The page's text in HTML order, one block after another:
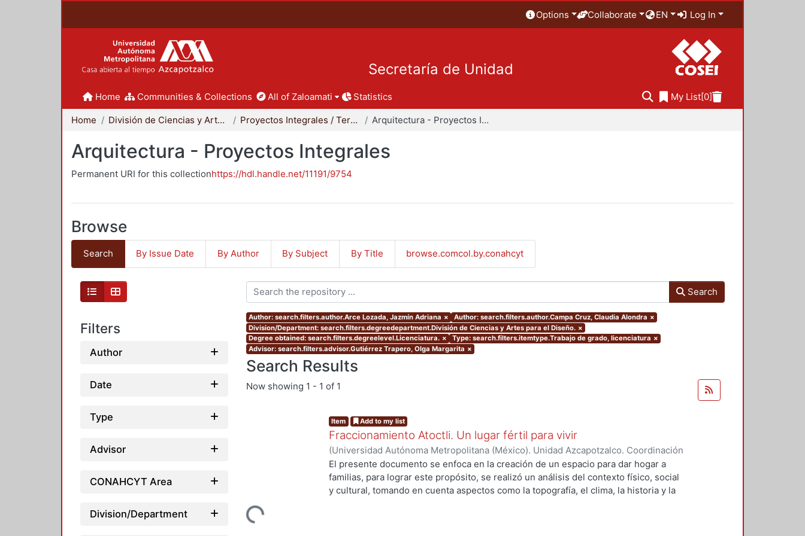
Options Collaborate EN Log In
Secretaría de Unidad
Home Communities & Collections All of Zaloamati Statistics My List[0]
Home División de Ciencias y Artes para el Diseño Proyectos Integrales / Terminales - Licenciatura Arquitectura - Proyectos Integrales
Arquitectura - Proyectos Integrales
Permanent URI for this collectionhttps://hdl.handle.net/11191/9754
Browse
Search By Issue Date By Author By Subject By Title browse.comcol.by.conahcyt
Filters
Author
Date
Type
Advisor
CONAHCYT Area
Division/Department
Search
Author: search.filters.author.Arce Lozada, Jazmín Adriana × Author: search.filters.author.Campa Cruz, Claudia Alondra ×
Division/Department: search.filters.degreedepartment.División de Ciencias y Artes para el Diseño. ×
Degree obtained: search.filters.degreelevel.Licenciatura. × Type: search.filters.itemtype.Trabajo de grado, licenciatura ×
Advisor: search.filters.advisor.Gutiérrez Trapero, Olga Margarita ×
Search Results
Now showing 1 - 1 of 1
Loading...
Item Add to my list
Fraccionamiento Atoctli. Un lugar fértil para vivir
(Universidad Autónoma Metropolitana (México). Unidad Azcapotzalco. Coordinación
de Servicios de Información.,2023-06-30)Campa Cruz, Claudia Alondra;Arce
Lozada, Jazmín Adriana; Chávez Jiménez, Marisol
El presente documento se enfoca en la creación de un espacio para dar hogar a
familias, para lograr este propósito, se realizó un análisis del contexto físico, social
y cultural, tomando en cuenta aspectos como la topografía, el clima, la historia y la